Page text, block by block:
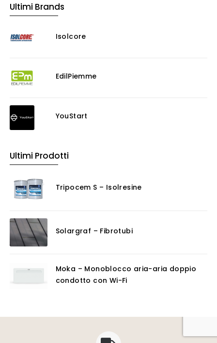
Ultimi Brands
Isolcore
EdilPiemme
YouStart
Ultimi Prodotti
Tripocem S – Isolresine
Solargraf – Fibrotubi
Moka – Monoblocco aria-aria doppio
condotto con Wi-Fi